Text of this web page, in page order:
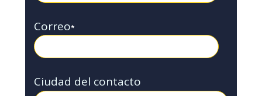
Correo*
Ciudad del contacto